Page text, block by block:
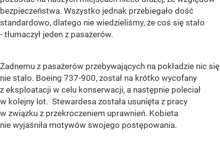
bezpieczeństwa. Wszystko jednak przebiegało dość
standardowo, dlatego nie wiedzieliśmy, że coś się stało
- tłumaczył jeden z pasażerów.
Żadnemu z pasażerów przebywających na pokładzie nic się
nie stało. Boeing 737-900, został na krótko wycofany
z eksploatacji w celu konserwacji, a następnie poleciał
w kolejny lot. Stewardesa została usunięta z pracy
w związku z przekroczeniem uprawnień. Kobieta
nie wyjaśniła motywów swojego postępowania.